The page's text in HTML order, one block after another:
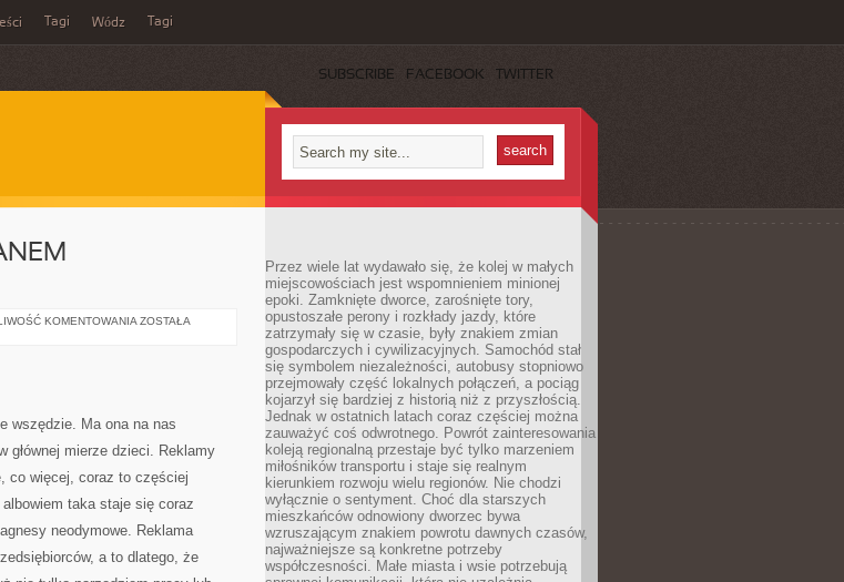
Tagi Wódz Tagi
SUBSCRIBE FACEBOOK TWITTER
KOMENTOWANIA KOGO
ZOSTAŁA
wszędzie. Ma ona na nas
głównej mierze dzieci. Reklamy
co więcej, coraz to częściej
taka staje się coraz
neodymowe. Reklama
a to dlatego, że
Przez wiele lat wydawało się, że kolej w małych
miejscowościach jest wspomnieniem minionej
epoki. Zamknięte dworce, zarośnięte tory,
opustoszałe perony i rozkłady jazdy, które
zatrzymały się w czasie, były znakiem zmian
gospodarczych i cywilizacyjnych. Samochód stał
się symbolem niezależności, autobusy stopniowo
przejmowały część lokalnych połączeń, a pociąg
kojarzył się bardziej z historią niż z przyszłością.
Jednak w ostatnich latach coraz częściej można
zauważyć coś odwrotnego. Powrót zainteresowania
koleją regionalną przestaje być tylko marzeniem
miłośników transportu i staje się realnym
kierunkiem rozwoju wielu regionów. Nie chodzi
wyłącznie o sentyment. Choć dla starszych
mieszkańców odnowiony dworzec bywa
wzruszającym znakiem powrotu dawnych czasów,
najważniejsze są konkretne potrzeby
współczesności. Małe miasta i wsie potrzebują